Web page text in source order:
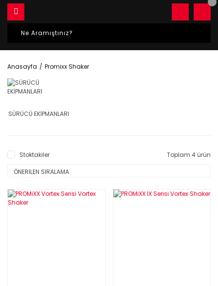
Anasayfa Promixx Shaker
SÜRÜCÜ EKİPMANLARI
Stoktakiler Toplam 4 ürün